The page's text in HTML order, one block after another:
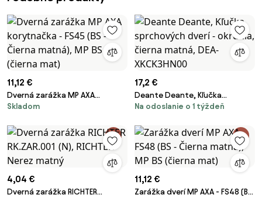
11,12 €
Dverná zarážka MP AXA
korytnačka - FS45 (BS - Čierna
Skladom
17,2 €
Deante Deante, Kľučka
sprchových dverí - okrúhla,
Na odoslanie o 1 týždeň
4,04 €
Dverná zarážka RICHTER
11,12 €
Zarážka dverí MP AXA - FS48 (BS